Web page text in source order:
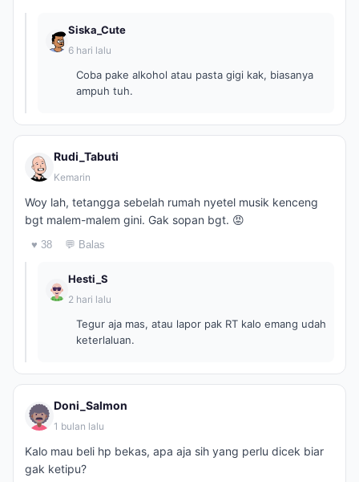
Siska_Cute
6 hari lalu
Coba pake alkohol atau pasta gigi kak, biasanya
ampuh tuh.
Rudi_Tabuti
Kemarin
Woy lah, tetangga sebelah rumah nyetel musik kenceng
bgt malem-malem gini. Gak sopan bgt. 😡
♥ 38 💬 Balas
Hesti_S
2 hari lalu
Tegur aja mas, atau lapor pak RT kalo emang udah
keterlaluan.
Doni_Salmon
1 bulan lalu
Kalo mau beli hp bekas, apa aja sih yang perlu dicek biar
gak ketipu?